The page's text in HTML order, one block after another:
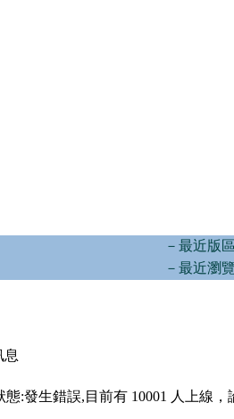
－最近版
－最近瀏
息
態:發生錯誤,目前有 10001 人上線